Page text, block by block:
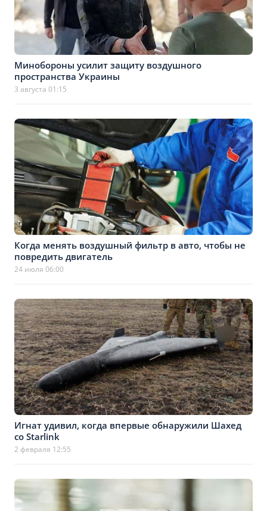
Минобороны усилит защиту воздушного
пространства Украины
3 августа 01:15
Когда менять воздушный фильтр в авто, чтобы не
повредить двигатель
24 июля 06:00
Игнат удивил, когда впервые обнаружили Шахед
со Starlink
2 февраля 12:55